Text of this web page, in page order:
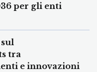
per gli enti
tra
e innovazioni